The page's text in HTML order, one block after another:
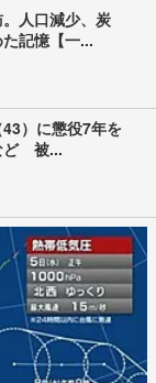
人口減少、炭
記憶【一...
）に懲役7年を
ど 被...